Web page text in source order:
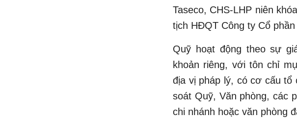
Taseco, CHS-LHP niên
tịch HĐQT Công ty Cổ
Quỹ hoạt động theo sự
khoản riêng, với tôn chỉ
địa vị pháp lý, có cơ cấu tổ
soát Quỹ, Văn phòng, các
chi nhánh hoặc văn phòng